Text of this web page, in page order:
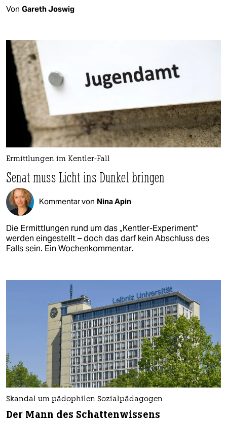
Von Gareth Joswig
Ermittlungen im Kentler-Fall
Senat muss Licht ins Dunkel bringen
Kommentar von Nina Apin
Die Ermittlungen rund um das „Kentler-Experiment“
werden eingestellt – doch das darf kein Abschluss des
Falls sein. Ein Wochenkommentar.
Skandal um pädophilen Sozialpädagogen
Der Mann des Schattenwissens